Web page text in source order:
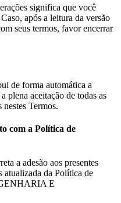
significa que você
após a leitura da versão
seus termos, favor encerrar
de forma automática a
plena aceitação de todas as
Termos.
com a Política de
a adesão aos presentes
atualizada da Política de
E